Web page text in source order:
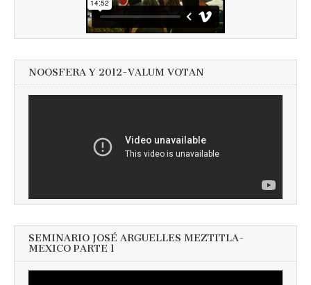
NOOSFERA Y 2012-VALUM VOTAN
SEMINARIO JOSÉ ARGUELLES MEZTITLA-
MEXICO PARTE 1